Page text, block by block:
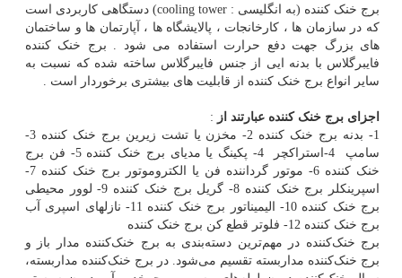
برج خنک کننده (به انگلیسی : cooling tower) دستگاهی کاربردی است
که در سازمان ها ، کارخانجات ، پالایشگاه ها ، آپارتمان ها و ساختمان
های بزرگ جهت دفع حرارت استفاده می شود . برج خنک کننده
فایبرگلاس با بدنه ایی از جنس فایبرگلاس ساخته شده که نسبت به
سایر انواع برج خنک کننده از قابلیت های بیشتری برخوردار است .
اجزای برج خنک کننده عبارتند از :
1- بدنه برج خنک کننده 2- مخزن یا تشت زیرین برج خنک کننده 3-
سامپ 4-استراکچر 4- پکینگ یا مدیای برج خنک کننده 5- فن برج
خنک کننده 6- موتور گرداننده فن یا الکتروموتور برج خنک کننده 7-
اسپرینکلر برج خنک کننده 8- گریل برج خنک کننده 9- لوور محیطی
برج خنک کننده 10- الیمیناتور برج خنک کننده 11- نازلهای اسپری آب
برج خنک کننده 12- فلوتر قطع کن برج خنک کننده
برج خنک‌کننده در مهم‌ترین دسته‌بندی به برج خنک‌کننده مدار باز و
برج خنک‌کننده مداربسته تقسیم می‌شود. در برج خنک‌کننده مداربسته،